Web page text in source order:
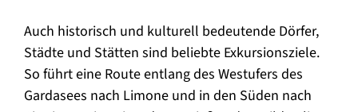
Auch historisch und kulturell bedeutende Dörfer,
Städte und Stätten sind beliebte Exkursionsziele.
So führt eine Route entlang des Westufers des
Gardasees nach Limone und in den Süden nach